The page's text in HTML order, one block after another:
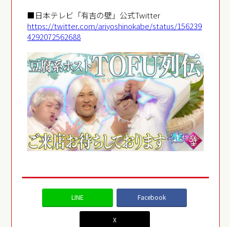
■日本テレビ「有吉の壁」公式Twitter
https://twitter.com/ariyoshinokabe/status/156239
4292072562688
LINE Facebook
X